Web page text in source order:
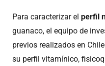
Para caracterizar el perfil
guanaco, el equipo de
previos realizados en
su perfil vitamínico,